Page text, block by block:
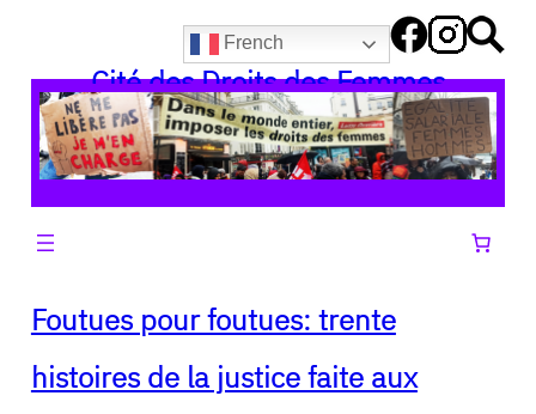
contenu
French
Cité des Droits des Femmes
Foutues pour foutues: trente
histoires de la justice faite aux